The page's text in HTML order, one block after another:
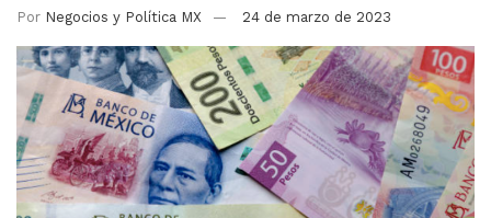
Por Negocios y Política MX 24 de marzo de 2023